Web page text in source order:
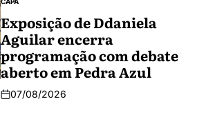
Exposição de Ddaniela
Aguilar encerra
programação com debate
aberto em Pedra Azul
07/08/2026